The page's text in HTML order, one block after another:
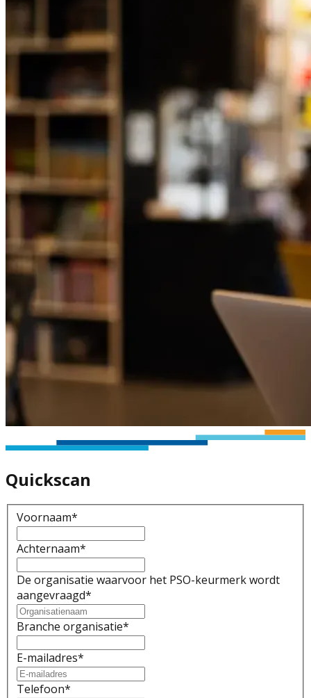
Quickscan
Voornaam*
Achternaam*
De organisatie waarvoor het PSO-keurmerk wordt
aangevraagd*
Branche organisatie*
E-mailadres*
Telefoon*